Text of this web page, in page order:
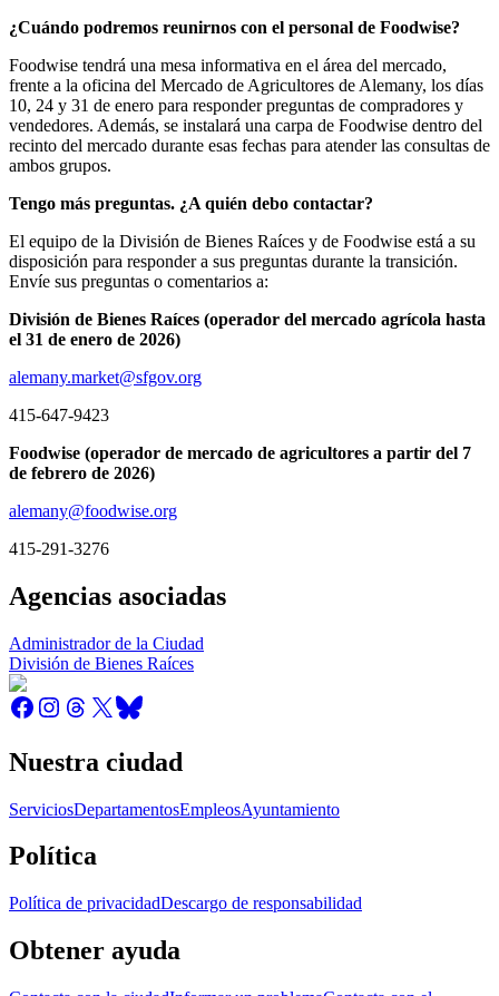
¿Cuándo podremos reunirnos con el personal de Foodwise?
Foodwise tendrá una mesa informativa en el área del mercado,
frente a la oficina del Mercado de Agricultores de Alemany, los días
10, 24 y 31 de enero para responder preguntas de compradores y
vendedores. Además, se instalará una carpa de Foodwise dentro del
recinto del mercado durante esas fechas para atender las consultas de
ambos grupos.
Tengo más preguntas. ¿A quién debo contactar?
El equipo de la División de Bienes Raíces y de Foodwise está a su
disposición para responder a sus preguntas durante la transición.
Envíe sus preguntas o comentarios a:
División de Bienes Raíces (operador del mercado agrícola hasta
el 31 de enero de 2026)
alemany.market@sfgov.org
415-647-9423
Foodwise (operador de mercado de agricultores a partir del 7
de febrero de 2026)
alemany@foodwise.org
415-291-3276
Agencias asociadas
Administrador de la Ciudad
División de Bienes Raíces
Nuestra ciudad
ServiciosDepartamentosEmpleosAyuntamiento
Política
Política de privacidadDescargo de responsabilidad
Obtener ayuda